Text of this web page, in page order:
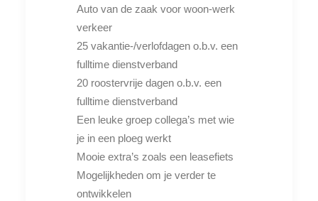
Auto van de zaak voor woon-werk
verkeer
25 vakantie-/verlofdagen o.b.v. een
fulltime dienstverband
20 roostervrije dagen o.b.v. een
fulltime dienstverband
Een leuke groep collega’s met wie
je in een ploeg werkt
Mooie extra’s zoals een leasefiets
Mogelijkheden om je verder te
ontwikkelen